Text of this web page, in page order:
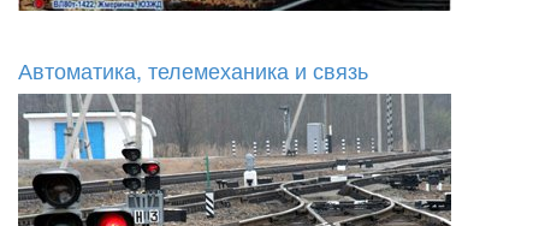
Автоматика, телемеханика и связь